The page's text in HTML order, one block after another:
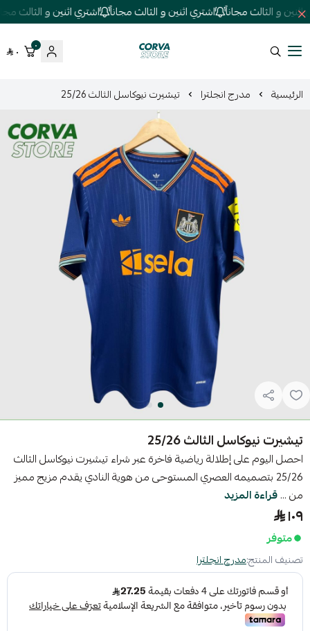
و الثالث مجاناً اشتري اثنين و الثالث مجاناً اشتري اثنين و الثالث مجاناً
كورفا ستور
٠ ٠
الرئيسية مدرج انجلترا تيشيرت نيوكاسل الثالث 25/26
تيشيرت نيوكاسل الثالث 25/26
احصل اليوم على إطلالة رياضية فاخرة عبر شراء تيشيرت نيوكاسل الثالث
25/26 بتصميمه العصري المستوحى من هوية النادي يقدم مزيج مميز
من ...قراءة المزيد
١٠٩
متوفر
تصنيف المنتج:مدرج انجلترا